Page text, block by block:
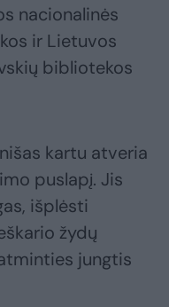
nacionalinės
ir Lietuvos
bibliotekos
kartu atveria
puslapį. Jis
išplėsti
žydų
jungtis